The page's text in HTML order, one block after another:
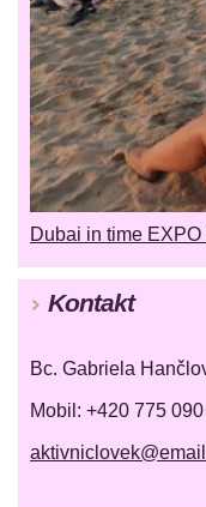
Dubai in time EXPO
Kontakt
Bc. Gabriela
Mobil: +420 775